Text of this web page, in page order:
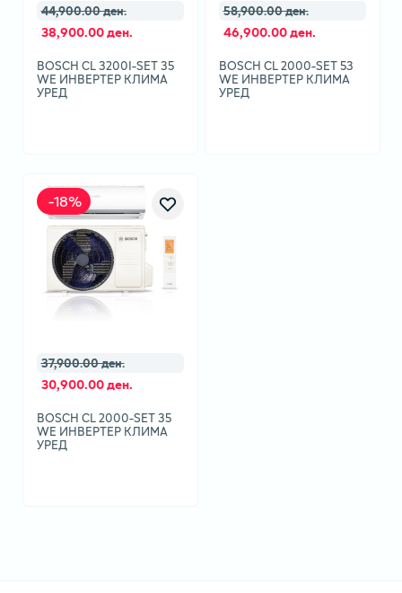
44,900.00 ден.
38,900.00 ден.
BOSCH CL 3200I-SET 35
WE ИНВЕРТЕР КЛИМА
УРЕД
58,900.00 ден.
46,900.00 ден.
BOSCH CL 2000-SET 53
WE ИНВЕРТЕР КЛИМА
УРЕД
-18%
37,900.00 ден.
30,900.00 ден.
BOSCH CL 2000-SET 35
WE ИНВЕРТЕР КЛИМА
УРЕД